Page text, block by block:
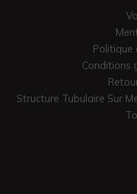
Politique
Conditions
Structure Tubulaire Sur